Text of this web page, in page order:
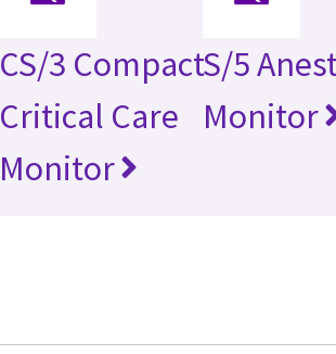
CS/3 Compact
Critical Care
Monitor
S/5
Monitor